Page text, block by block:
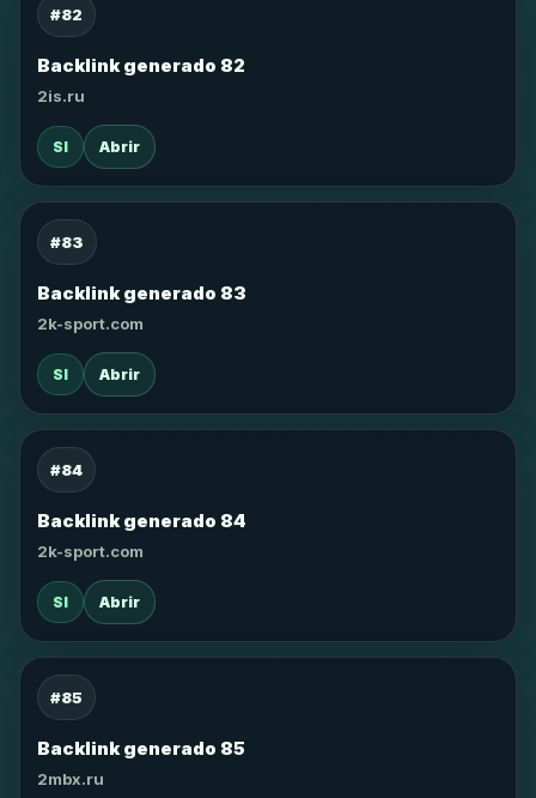
#82
Backlink generado 82
2is.ru
SI Abrir
#83
Backlink generado 83
2k-sport.com
SI Abrir
#84
Backlink generado 84
2k-sport.com
SI Abrir
#85
Backlink generado 85
2mbx.ru